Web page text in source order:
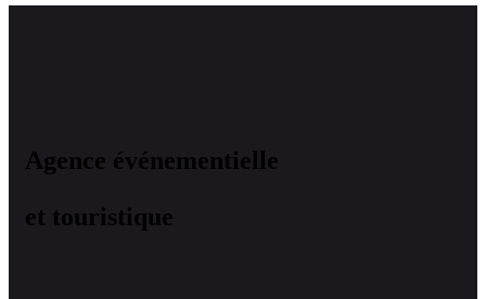
Agence événementielle
et touristique